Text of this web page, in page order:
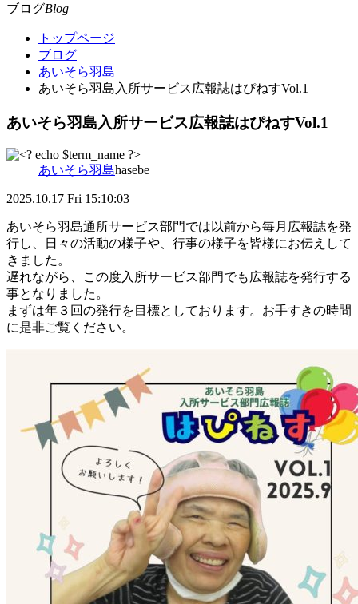
ブログBlog
トップページ
ブログ
あいそら羽島
あいそら羽島入所サービス広報誌はぴねすVol.1
あいそら羽島入所サービス広報誌はぴねすVol.1
あいそら羽島hasebe
2025.10.17 Fri 15:10:03
あいそら羽島通所サービス部門では以前から毎月広報誌を発
行し、日々の活動の様子や、行事の様子を皆様にお伝えして
きました。
遅れながら、この度入所サービス部門でも広報誌を発行する
事となりました。
まずは年３回の発行を目標としております。お手すきの時間
に是非ご覧ください。